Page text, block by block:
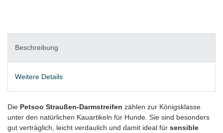
Beschreibung
Weitere Details
Die Petsoo Straußen‑Darmstreifen zählen zur Königsklasse
unter den natürlichen Kauartikeln für Hunde. Sie sind besonders
gut verträglich, leicht verdaulich und damit ideal für sensible